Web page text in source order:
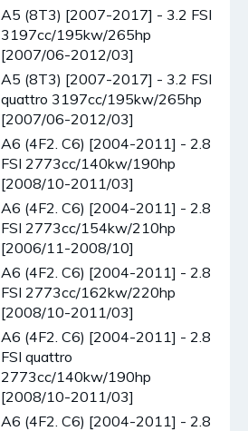
A5 (8T3) [2007-2017] - 3.2 FSI
3197cc/195kw/265hp
[2007/06-2012/03]
A5 (8T3) [2007-2017] - 3.2 FSI
quattro 3197cc/195kw/265hp
[2007/06-2012/03]
A6 (4F2. C6) [2004-2011] - 2.8
FSI 2773cc/140kw/190hp
[2008/10-2011/03]
A6 (4F2. C6) [2004-2011] - 2.8
FSI 2773cc/154kw/210hp
[2006/11-2008/10]
A6 (4F2. C6) [2004-2011] - 2.8
FSI 2773cc/162kw/220hp
[2008/10-2011/03]
A6 (4F2. C6) [2004-2011] - 2.8
FSI quattro
2773cc/140kw/190hp
[2008/10-2011/03]
A6 (4F2. C6) [2004-2011] - 2.8